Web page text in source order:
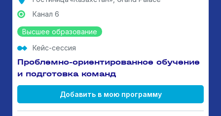
Канал 6
Высшее образование
Кейс-сессия
Проблемно-ориентированное обучение
и подготовка команд
Добавить в мою программу